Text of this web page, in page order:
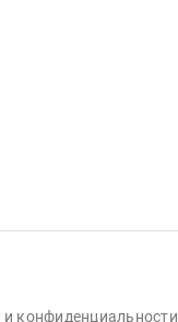
и конфиденциальности